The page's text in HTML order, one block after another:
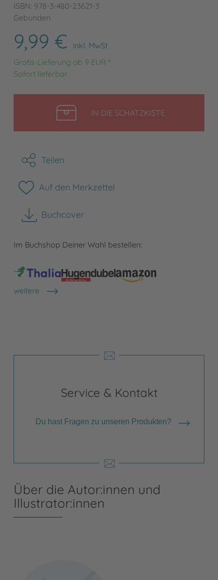
ISBN: 978-3-480-23621-3
Gebunden
9,99 €
inkl. MwSt
Gratis-Lieferung ab 9 EUR *
Sofort lieferbar
IN DIE SCHATZKISTELEGEN
Teilen
Auf den Merkzettel
Buchcover
herunterladen
Im Buchshop Deiner Wahl bestellen:
weitere
Shops anzeigen
Service & Kontakt
Du hast Fragen zu unseren Produkten?
Über die Autor:innen und
Illustrator:innen